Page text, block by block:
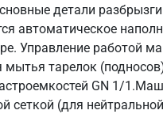
детали
автоматическое
Управление работой
тарелок
GN 1/
сеткой (для